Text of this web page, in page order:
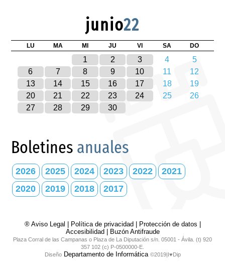
junio22
LU MA MI JU VI SA DO
1 2 3 4
5
6
7 8 9 10 11
12
13
14 15 16 17 18
19
20
21 22 23 24 25
26
27
28 29 30
Boletines anuales
2026 2025 2024 2023 2022
2021
2020
2019 2018 2017
® Aviso Legal Política de privacidad Protección de datos
Accesibilidad
Buzón Antifraude
Plaza Corral de las Campanas o Plaza de La Diputación s/n. 05001 - Ávila. (t) 920
357 102 (c) P-0500000-E.
DiseñoDepartamento de Informática ©2019|I♥Dip